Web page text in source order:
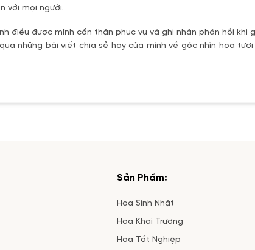
với mọi người.
điều được mình cẩn thận phục vụ và ghi nhận phản hồi
những bài viết chia sẻ hay của mình về góc nhìn hoa
Sản Phẩm:
Hoa Sinh Nhật
Hoa Khai Trương
Hoa Tốt Nghiệp